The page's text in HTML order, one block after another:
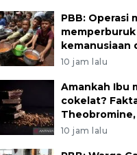
PBB: Operasi
kemanusiaan
10 jam lalu
Amankah Ibu
cokelat?
Theobromine,
10 jam lalu